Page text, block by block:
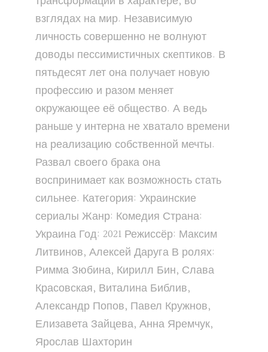
взглядах на мир. Независимую
личность совершенно не волнуют
доводы пессимистичных скептиков. В
пятьдесят лет она получает новую
профессию и разом меняет
окружающее её общество. А ведь
раньше у интерна не хватало времени
на реализацию собственной мечты.
Развал своего брака она
воспринимает как возможность стать
сильнее. Категория: Украинские
сериалы Жанр: Комедия Страна:
Украина Год: 2021 Режиссёр: Максим
Литвинов, Алексей Даруга В ролях:
Римма Зюбина, Кирилл Бин, Слава
Красовская, Виталина Библив,
Александр Попов, Павел Кружнов,
Елизавета Зайцева, Анна Яремчук,
Ярослав Шахторин